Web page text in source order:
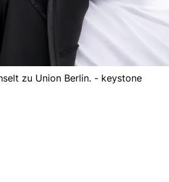
zu Union Berlin. - keystone